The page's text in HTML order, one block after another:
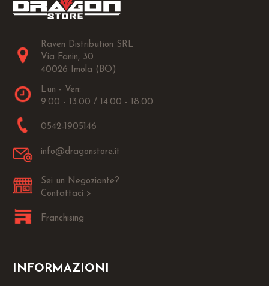
Raven Distribution SRL
Via Fanin, 30
40026 Imola (BO)
Lun - Ven:
9.00 - 13.00 / 14.00 - 18.00
0542-1905146
info@dragonstore.it
Sei un Negoziante?
Contattaci >
Franchising
INFORMAZIONI